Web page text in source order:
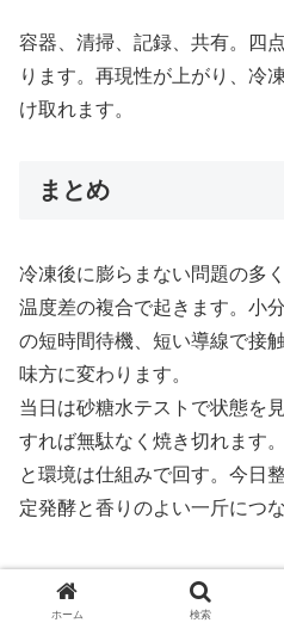
容器、清掃、記録、共有。四
ります。再現性が上がり、冷
け取れます。
まとめ
冷凍後に膨らまない問題の多
温度差の複合で起きます。小
の短時間待機、短い導線で接
味方に変わります。
当日は砂糖水テストで状態を
すれば無駄なく焼き切れます
と環境は仕組みで回す。今日
定発酵と香りのよい一斤につ
発酵とこね技術
ホーム 検索